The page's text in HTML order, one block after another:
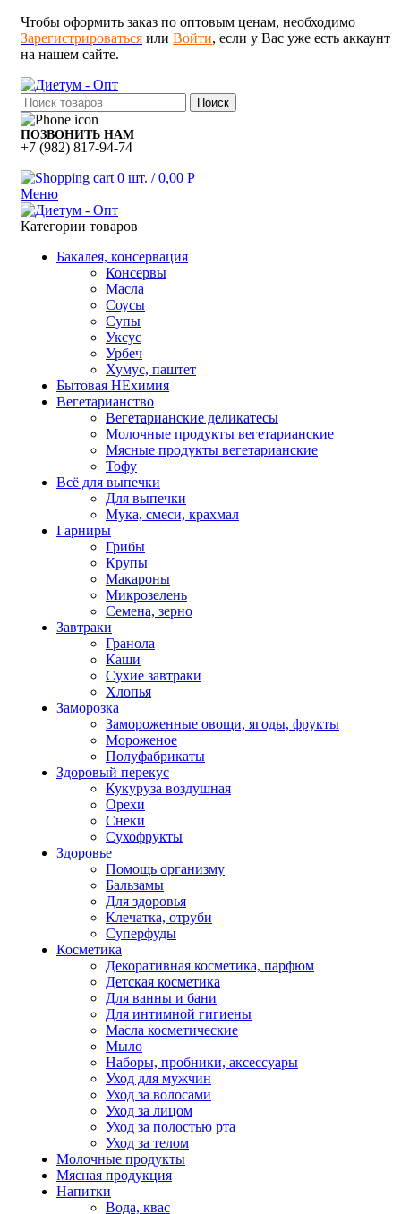
Чтобы оформить заказ по оптовым ценам, необходимо
Зарегистрироваться или Войти, если у Вас уже есть аккаунт
на нашем сайте.
Поиск
ПОЗВОНИТЬ НАМ
+7 (982) 817-94-74
0 шт. / 0,00 Р
Меню
Категории товаров
Бакалея, консервация
Консервы
Масла
Соусы
Супы
Уксус
Урбеч
Хумус, паштет
Бытовая НЕхимия
Вегетарианство
Вегетарианские деликатесы
Молочные продукты вегетарианские
Мясные продукты вегетарианские
Тофу
Всё для выпечки
Для выпечки
Мука, смеси, крахмал
Гарниры
Грибы
Крупы
Макароны
Микрозелень
Семена, зерно
Завтраки
Гранола
Каши
Сухие завтраки
Хлопья
Заморозка
Замороженные овощи, ягоды, фрукты
Мороженое
Полуфабрикаты
Здоровый перекус
Кукуруза воздушная
Орехи
Снеки
Сухофрукты
Здоровье
Помощь организму
Бальзамы
Для здоровья
Клечатка, отруби
Суперфуды
Косметика
Декоративная косметика, парфюм
Детская косметика
Для ванны и бани
Для интимной гигиены
Масла косметические
Мыло
Наборы, пробники, аксессуары
Уход для мужчин
Уход за волосами
Уход за лицом
Уход за полостью рта
Уход за телом
Молочные продукты
Мясная продукция
Напитки
Вода, квас